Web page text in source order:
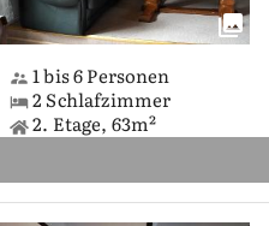
1 bis 6 Personen
2 Schlafzimmer
2. Etage, 63m²